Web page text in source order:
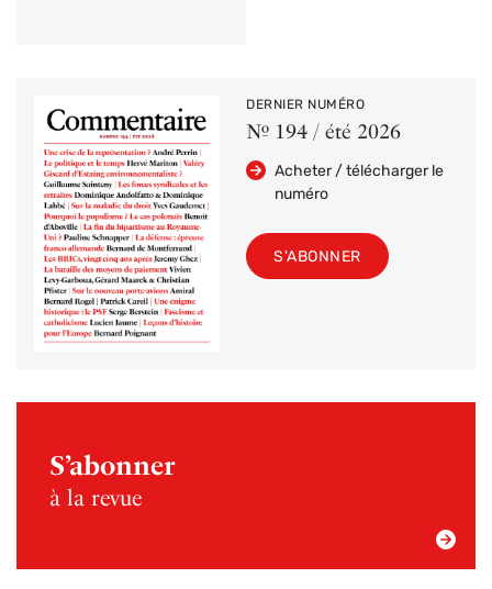
DERNIER NUMÉRO
Nº 194 / été 2026
Acheter / télécharger le
numéro
S'ABONNER
S’abonner
à la revue